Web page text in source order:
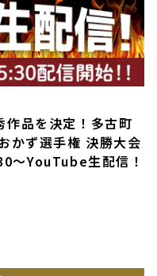
品を決定！多古町
かず選手権 決勝大会
～YouTube生配信！